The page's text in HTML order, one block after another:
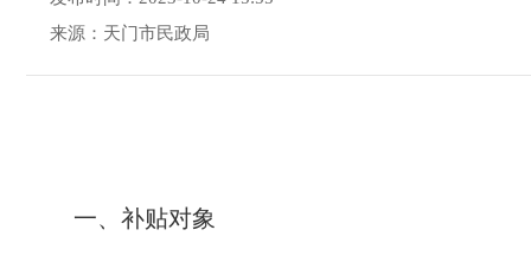
来源：天门市民政局
一、补贴对象